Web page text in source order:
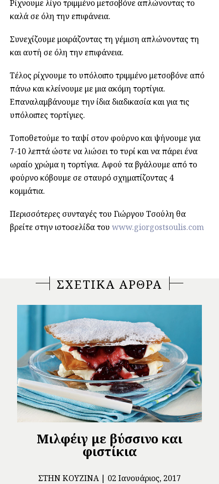
Ρίχνουμε λίγο τριμμένο μετσοβόνε απλώνοντας το
καλά σε όλη την επιφάνεια.
Συνεχίζουμε μοιράζοντας τη γέμιση απλώνοντας τη
και αυτή σε όλη την επιφάνεια.
Τέλος ρίχνουμε το υπόλοιπο τριμμένο μετσοβόνε από
πάνω και κλείνουμε με μια ακόμη τορτίγια.
Επαναλαμβάνουμε την ίδια διαδικασία και για τις
υπόλοιπες τορτίγιες.
Τοποθετούμε το ταψί στον φούρνο και ψήνουμε για
7-10 λεπτά ώστε να λιώσει το τυρί και να πάρει ένα
ωραίο χρώμα η τορτίγια. Αφού τα βγάλουμε από το
φούρνο κόβουμε σε σταυρό σχηματίζοντας 4
κομμάτια.
Περισσότερες συνταγές του Γιώργου Τσούλη θα
βρείτε στην ιστοσελίδα του www.giorgostsoulis.com
ΣΧΕΤΙΚΑ ΑΡΘΡΑ
Μιλφέιγ με βύσσινο και
φιστίκια
ΣΤΗΝ ΚΟΥΖΊΝΑ 02 Ιανουάριος, 2017